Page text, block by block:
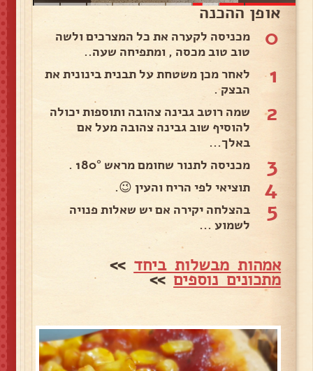
אופן ההכנה
0
מכניסה לקערה את כל המצרכים ולשה
טוב טוב מכסה , ומתפיחה שעה..
1
לאחר מכן משטחת על תבנית בינונית את
הבצק .
2
שמה רוטב גבינה צהובה ותוספות יכולה
להוסיף שוב גבינה צהובה מעל אם
באלך...
3 מכניסה לתנור שחומם מראש 180° .
4 תוציאי לפי הריח והעין 😉.
5
בהצלחה יקירה אם יש שאלות פנויה
לשמוע ...
אמהות מבשלות ביחד >>
מתכונים נוספים>>